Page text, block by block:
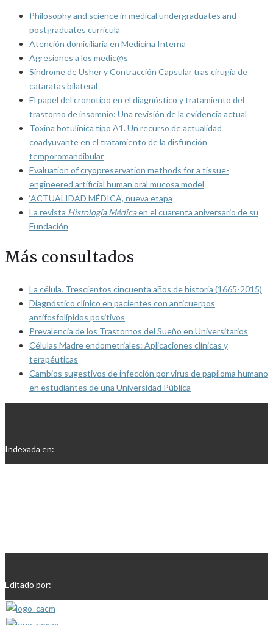
Philosophy and science in medical undergraduates and
postgraduates curricula
Atención domiciliaria en Medicina Interna
Agresiones a los medic@s
Síndrome de Usher y Contracción Capsular tras cirugía de
cataratas bilateral
El papel del cronotipo en el diagnóstico y tratamiento del
trastorno de insomnio: Una revisión de la evidencia actual
Toxina botulínica tipo A1. Un recurso de actualidad
coadyuvante en el tratamiento de la disfunción
temporomandibular
Evaluation of cryopreservation methods for a tissue-
engineered artificial human oral mucosa model
‘ACTUALIDAD MÉDICA’, nueva etapa
La revista Histología Médicaen el cuarenta aniversario de su
Fundación
Más consultados
La célula. Trescientos cincuenta años de historia (1665-2015)
Diagnóstico clínico en pacientes con anticuerpos
antifosfolípidos positivos
Prevalencia de los Trastornos del Sueño en Universitarios
Células Madre endometriales: Aplicaciones clínicas y
terapéuticas
Cambios sugestivos de infección por virus de papiloma humano
en estudiantes de una Universidad Pública
Indexada en:
Editado por: